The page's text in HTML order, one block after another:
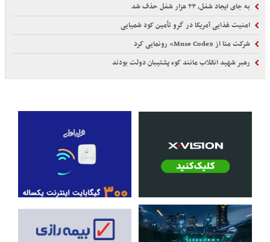
به جای ایجاد شغل، ۲۳ هزار شغل حذف شد
امنیت غذایی آمریکا در گرو تأمین کود شمیایی
شرکت متا از «Muse Code» رونمایی کرد
رهبر شهید انقلاب مانند کوه پشتیبان دولت بودند